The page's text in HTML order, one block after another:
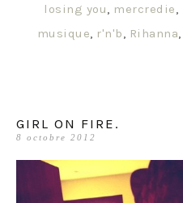
losing you, mercredie,
musique, r'n'b, Rihanna,
GIRL ON FIRE.
8 octobre 2012